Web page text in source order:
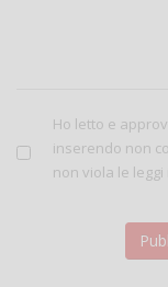
Ho letto e
inserendo non
non viola le leggi